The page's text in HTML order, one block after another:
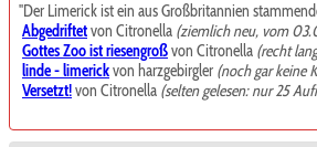
"Der Limerick ist ein aus Großbritannien
Abgedriftetvon Citronella (ziemlich neu, vom
Gottes Zoo ist riesengroßvon Citronella (recht
linde - limerickvon harzgebirgler (noch gar keine
Versetzt!von Citronella (selten gelesen: nur 25